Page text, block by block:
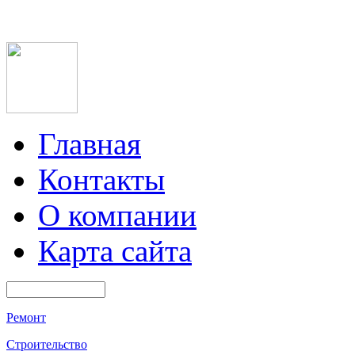
Главная
Контакты
О компании
Карта сайта
Ремонт
Строительство